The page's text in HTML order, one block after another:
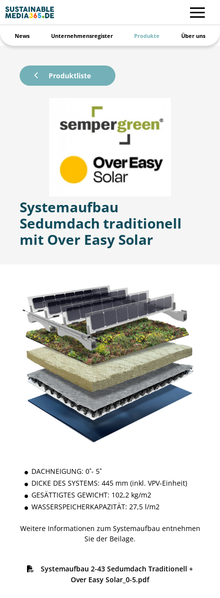
News Unternehmensregister Produkte Über uns
Produktliste
Systemaufbau
Sedumdach traditionell
mit Over Easy Solar
DACHNEIGUNG: 0˚- 5˚
DICKE DES SYSTEMS: 445 mm (inkl. VPV-Einheit)
GESÄTTIGTES GEWICHT: 102,2 kg/m2
WASSERSPEICHERKAPAZITÄT: 27,5 l/m2
Weitere Informationen zum Systemaufbau entnehmen
Sie der Beilage.
Systemaufbau 2-43 Sedumdach Traditionell +
Over Easy Solar_0-5.pdf